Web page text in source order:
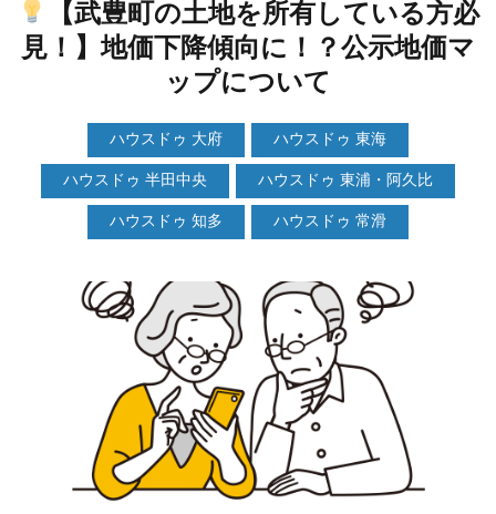
【武豊町の土地を所有している方必
見！】地価下降傾向に！？公示地価マ
ップについて
ハウスドゥ 大府 ハウスドゥ 東海
ハウスドゥ 半田中央 ハウスドゥ 東浦・阿久比
ハウスドゥ 知多 ハウスドゥ 常滑